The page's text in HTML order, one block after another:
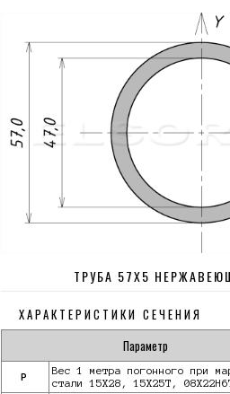
ТРУБА 57Х5
ХАРАКТЕРИСТИКИ СЕЧЕНИЯ
Параметр
P
Вес 1 метра погонного при
стали 15Х28, 15Х25Т,